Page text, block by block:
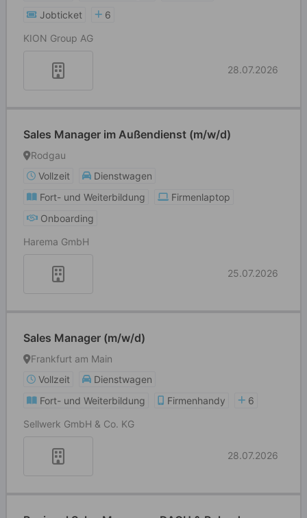
Jobticket
6
KION Group AG
28.07.2026
Sales Manager im Außendienst (m/w/d)
Rodgau
Vollzeit
Dienstwagen
Fort- und Weiterbildung
Firmenlaptop
Onboarding
Harema GmbH
25.07.2026
Sales Manager (m/w/d)
Frankfurt am Main
Vollzeit
Dienstwagen
Fort- und Weiterbildung
Firmenhandy
6
Sellwerk GmbH & Co. KG
28.07.2026